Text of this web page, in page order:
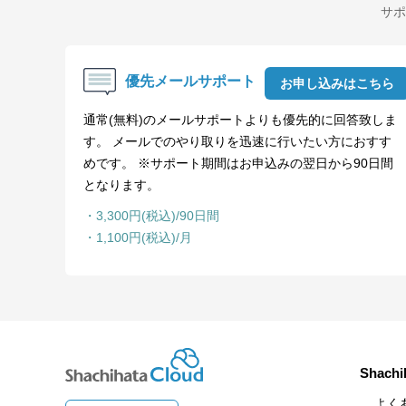
サ
優先メールサポート
通常(無料)のメールサポートよりも優先的に回答致しま
す。 メールでのやり取りを迅速に行いたい方におすす
めです。 ※サポート期間はお申込みの翌日から90日間
となります。
・3,300円(税込)/90日間
・1,100円(税込)/月
お申し込みはこちら
よ